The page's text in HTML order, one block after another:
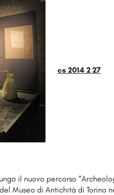
cs 2014 2 27
il nuovo percorso
Museo di Antichità di Torino